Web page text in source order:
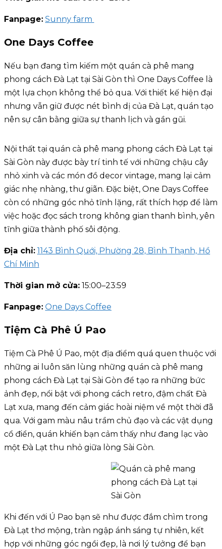
Fanpage: Sunny farm
One Days Coffee
Nếu bạn đang tìm kiếm một quán cà phê mang
phong cách Đà Lạt tại Sài Gòn thì One Days Coffee là
một lựa chọn không thể bỏ qua. Với thiết kế hiện đại
nhưng vẫn giữ được nét bình dị của Đà Lạt, quán tạo
nên sự cân bằng giữa sự thanh lịch và gần gũi.
Nội thất tại quán cà phê mang phong cách Đà Lạt tại
Sài Gòn này được bày trí tinh tế với những chậu cây
nhỏ xinh và các món đồ decor vintage, mang lại cảm
giác nhẹ nhàng, thư giãn. Đặc biệt, One Days Coffee
còn có những góc nhỏ tĩnh lặng, rất thích hợp để làm
việc hoặc đọc sách trong không gian thanh bình, yên
tĩnh giữa thành phố sôi động.
Địa chỉ: 1143 Bình Quới, Phường 28, Bình Thạnh, Hồ
Chí Minh
Thời gian mở cửa: 15:00–23:59
Fanpage: One Days Coffee
Tiệm Cà Phê Ú Pao
Tiệm Cà Phê Ú Pao, một địa điểm quá quen thuộc với
những ai luôn săn lùng những quán cà phê mang
phong cách Đà Lạt tại Sài Gòn để tạo ra những bức
ảnh đẹp, nổi bật với phong cách retro, đậm chất Đà
Lạt xưa, mang đến cảm giác hoài niệm về một thời đã
qua. Với gam màu nâu trầm chủ đạo và các vật dụng
cổ điển, quán khiến bạn cảm thấy như đang lạc vào
một Đà Lạt thu nhỏ giữa lòng Sài Gòn.
Khi đến với Ú Pao bạn sẽ như được đắm chìm trong
Đà Lạt thơ mộng, tràn ngập ánh sáng tự nhiên, kết
hợp với những góc ngồi đẹp, là nơi lý tưởng để bạn